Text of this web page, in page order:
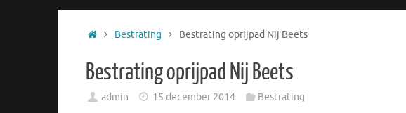
Bestrating Bestrating oprijpad Nij Beets
Bestrating oprijpad Nij Beets
admin 15 december 2014 Bestrating